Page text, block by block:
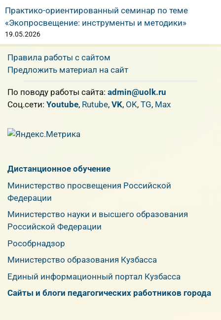
Практико-ориентированный семинар по теме
«Экопросвещение: инструменты и методики»
19.05.2026
Правила работы с сайтом
Предложить материал на сайт
По поводу работы сайта: admin@uolk.ru
Cоц.сети: Youtube, Rutube, VK, OK, TG, Max
Дистанционное обучение
Министерство просвещения Российской
Федерации
Министерство науки и высшего образования
Российской Федерации
Рособрнадзор
Министерство образования Кузбасса
Единый информационный портал Кузбасса
Сайты и блоги педагогических работников города